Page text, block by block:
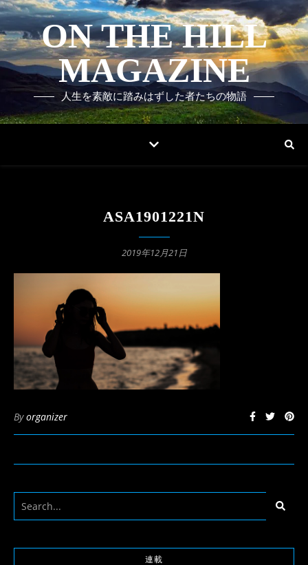
ON THE HILL
MAGAZINE
人生を素敵に踏みはずした者たちの物語
ASA1901221N
2019年12月21日
Byorganizer
連載